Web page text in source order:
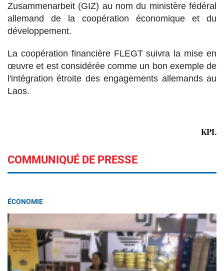
Zusammenarbeit (GIZ) au nom du ministère fédéral
allemand de la coopération économique et du
développement.
La coopération financière FLEGT suivra la mise en
œuvre et est considérée comme un bon exemple de
l'intégration étroite des engagements allemands au
Laos.
KPL
COMMUNIQUÉ DE PRESSE
ÉCONOMIE